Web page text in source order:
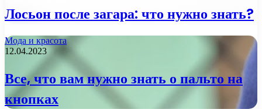
Лосьон после загара: что нужно знать?
Мода и красота
12.04.2023
Все, что вам нужно знать о пальто на
кнопках